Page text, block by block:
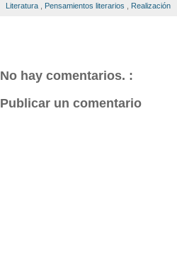
Literatura
Pensamientos literarios Realización
No hay comentarios. :
Publicar un comentario